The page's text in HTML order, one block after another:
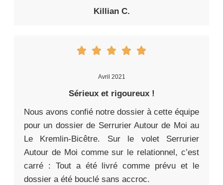
Killian C.
Avril 2021
Sérieux et rigoureux !
Nous avons confié notre dossier à cette équipe
pour un dossier de Serrurier Autour de Moi au
Le Kremlin-Bicêtre. Sur le volet Serrurier
Autour de Moi comme sur le relationnel, c’est
carré : Tout a été livré comme prévu et le
dossier a été bouclé sans accroc.